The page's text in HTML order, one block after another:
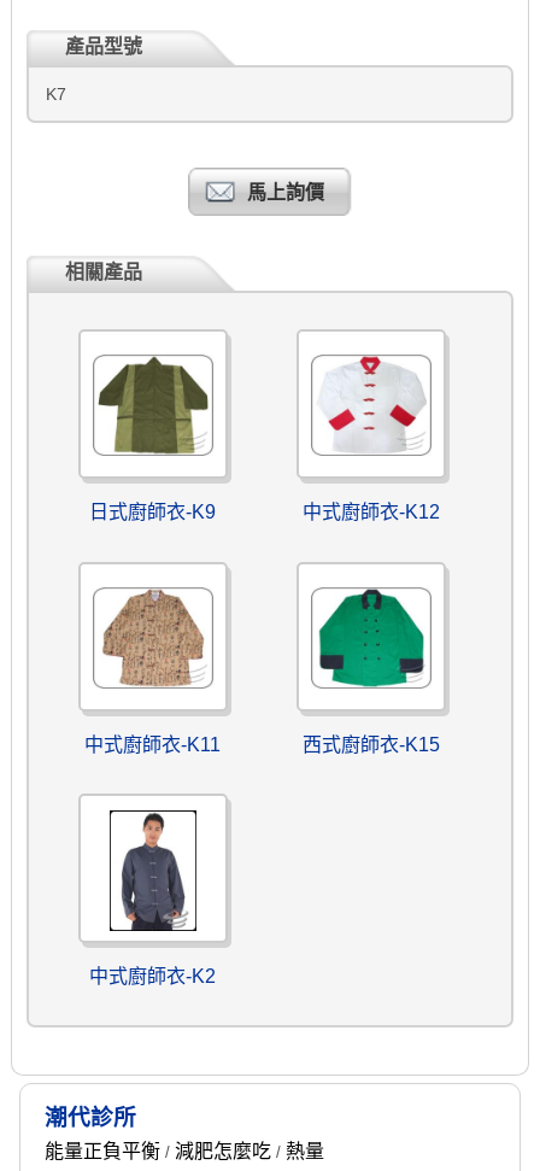
產品型號
K7
馬上詢價
相關產品
日式廚師衣-K9 中式廚師衣-K12
中式廚師衣-K11 西式廚師衣-K15
中式廚師衣-K2
潮代診所
能量正負平衡/ 減肥怎麼吃/ 熱量